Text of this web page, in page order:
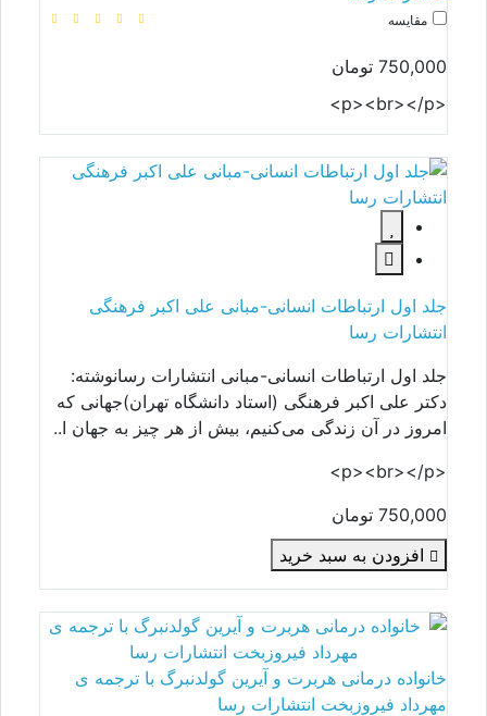
مقایسه
750,000 تومان
جلد اول ارتباطات انسانی-مبانی علی اکبر فرهنگی
انتشارات رسا
جلد اول ارتباطات انسانی-مبانی انتشارات رسانوشته:
دکتر علی اکبر فرهنگی (استاد دانشگاه تهران)جهانی که
امروز در آن زندگی می‌کنیم، بیش از هر چیز به جهان ا..
750,000 تومان
افزودن به سبد خرید
خانواده درمانی هربرت و آیرین گولدنبرگ با ترجمه ی
مهرداد فیروزبخت انتشارات رسا